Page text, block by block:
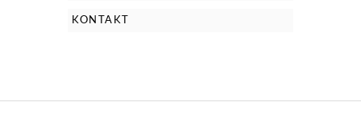
KONTAKT